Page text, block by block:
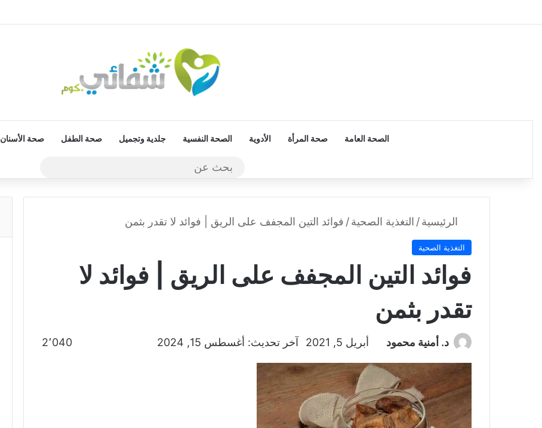
الرئيسيةالصحة العامة صحة المرأة الأدوية الصحة النفسية جلدية وتجميل صحة الطفل صحة الأسنان
الرئيسية/ التغذية الصحية/ فوائد التين المجفف على الريق | فوائد لا تقدر بثمن
التغذية الصحية
فوائد التين المجفف على الريق | فوائد لا
تقدر بثمن
د. أمنية محمود أبريل 5, 2021 آخر تحديث: أغسطس 15, 2024 2٬040